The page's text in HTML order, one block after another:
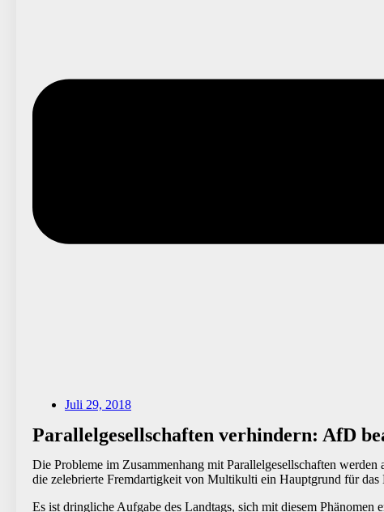
Juli 29, 2018
Parallelgesellschaften verhindern: AfD
Die Probleme im Zusammenhang mit Parallelgesellschaften
die zelebrierte Fremdartigkeit von Multikulti ein Hauptgrund für das
Es ist dringliche Aufgabe des Landtags, sich mit diesem